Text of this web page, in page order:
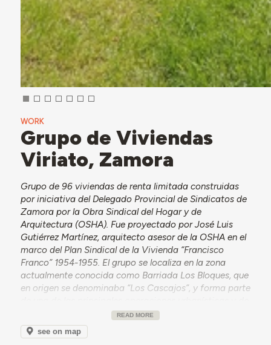
WORK
Grupo de Viviendas
Viriato, Zamora
Grupo de 96 viviendas de renta limitada construidas
por iniciativa del Delegado Provincial de Sindicatos de
Zamora por la Obra Sindical del Hogar y de
Arquitectura (OSHA). Fue proyectado por José Luis
Gutiérrez Martínez, arquitecto asesor de la OSHA en el
marco del Plan Sindical de la Vivienda “Francisco
Franco” 1954-1955. El grupo se localiza en la zona
actualmente conocida como Barriada Los Bloques, que
en origen se denominaba “Los Cascajos”, y forma parte
construcción de vivienda social realizada por la OSHA
en Zamora, junto con los grupos de vivienda
Redondo,Ramiro Ledesma Ramos
READ MORE
see on map